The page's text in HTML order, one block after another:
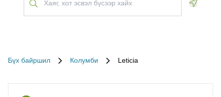
Бүх байршил Колумби Leticia